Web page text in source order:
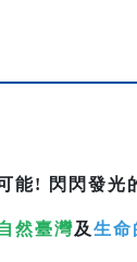
能! 閃閃發光
然臺灣及 生命